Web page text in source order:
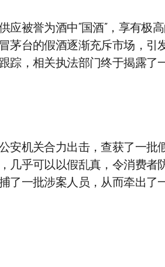
被誉为酒中“国酒”，享有极
茅台的假酒逐渐充斥市场，引
踪，相关执法部门终于揭露了
安机关合力出击，查获了一批
几乎可以以假乱真，令消费者
了一批涉案人员，从而牵出了